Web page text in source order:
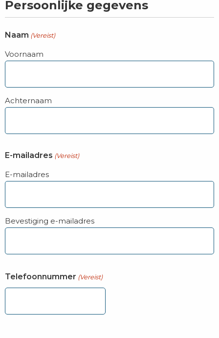
Persoonlijke gegevens
Naam (Vereist)
Voornaam
Achternaam
E-mailadres (Vereist)
E-mailadres
Bevestiging e-mailadres
Telefoonnummer (Vereist)